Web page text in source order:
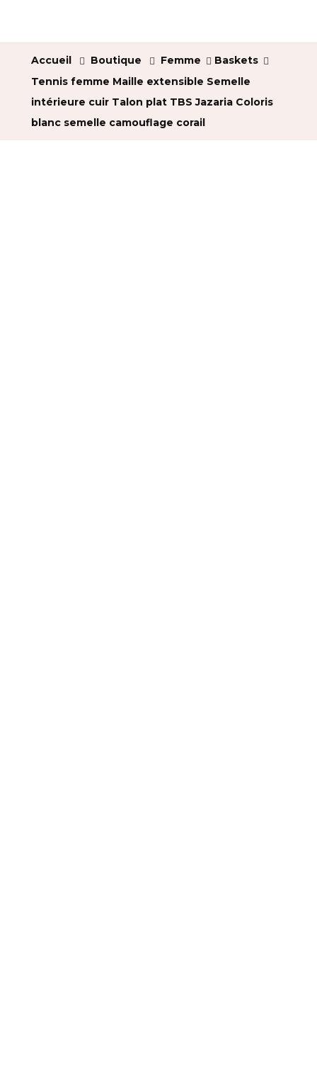
Accueil Boutique Femme
Baskets
Tennis femme Maille extensible Semelle
intérieure cuir Talon plat TBS Jazaria Coloris
blanc semelle camouflage corail